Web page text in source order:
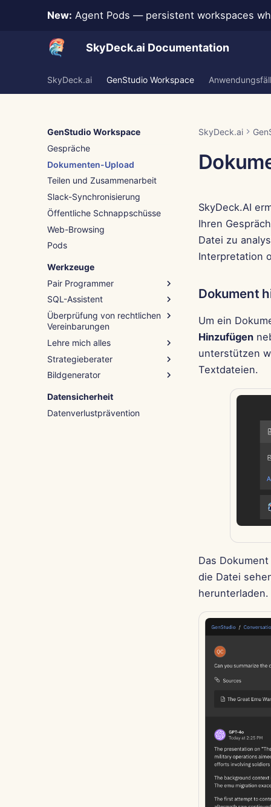
New: Agent Pods — persistent workspaces
SkyDeck.ai Documentation
SkyDeck.ai GenStudio Workspace
GenStudio Workspace
Gespräche
Dokumenten-Upload
Teilen und Zusammenarbeit
Slack-Synchronisierung
Öffentliche Schnappschüsse
Web-Browsing
Pods
Werkzeuge
Pair Programmer
Wie man es benutzt
Beispiel – Python-Skript-Hilfe
SQL-Assistent
Wie man es benutzt
Beispiel – Abfrage-Debugging
Überprüfung von rechtlichen
Vereinbarungen
Wie man es benutzt
Beispiel – NDA-Klausel
Lehre mich alles
Wie man es benutzt
Beispiel – Einführung in die
Strategieberater
Wie man es benutzt
Beispiel – Mitarbeiterbindung
Bildgenerator
Wie man es benutzt
Beispiel – Winterwunderland
Datensicherheit
Datenverlustprävention
SkyDeck.ai
SkyDeck.AI
Ihren
Datei zu
Interpretation
Dokument
Um ein
Hinzufügen
unterstützen
Textdateien.
Das
die Datei
herunterladen.